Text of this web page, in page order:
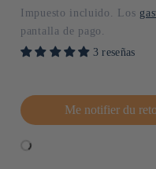
Impuesto incluido. Los
pantalla de pago.
3 reseñas
Me notifier du